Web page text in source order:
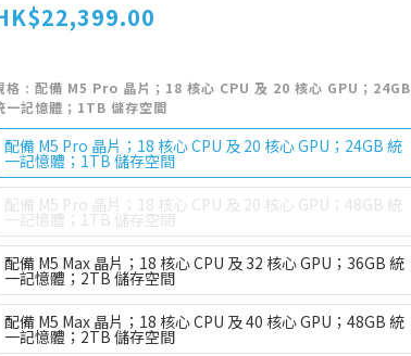
格 : 配備 M5 Pro 晶片；18 核心 CPU 及 20 核心 GPU；24GB
一記憶體；1TB 儲存空間
配備 M5 Pro 晶片；18 核心 CPU 及 20 核心 GPU；24GB 統
一記憶體；1TB 儲存空間
配備 M5 Pro 晶片；18 核心 CPU 及 20 核心 GPU；48GB 統
一記憶體；1TB 儲存空間
配備 M5 Max 晶片；18 核心 CPU 及 32 核心 GPU；36GB 統
一記憶體；2TB 儲存空間
配備 M5 Max 晶片；18 核心 CPU 及 40 核心 GPU；48GB 統
一記憶體；2TB 儲存空間